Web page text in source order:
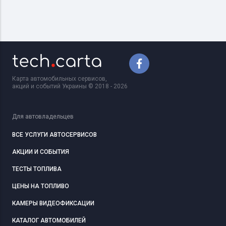
Карта автомобильных сервисов,
акций и событий Украины © 2018 - 2026
Для автовладельцев
ВСЕ УСЛУГИ АВТОСЕРВИСОВ
АКЦИИ И СОБЫТИЯ
ТЕСТЫ ТОПЛИВА
ЦЕНЫ НА ТОПЛИВО
КАМЕРЫ ВИДЕОФИКСАЦИИ
КАТАЛОГ АВТОМОБИЛЕЙ